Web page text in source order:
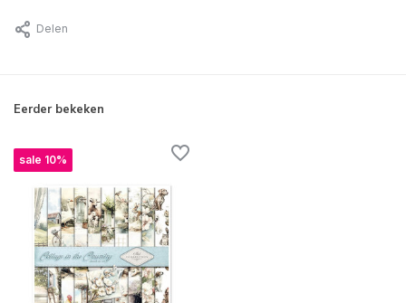
Delen
Eerder bekeken
sale 10%